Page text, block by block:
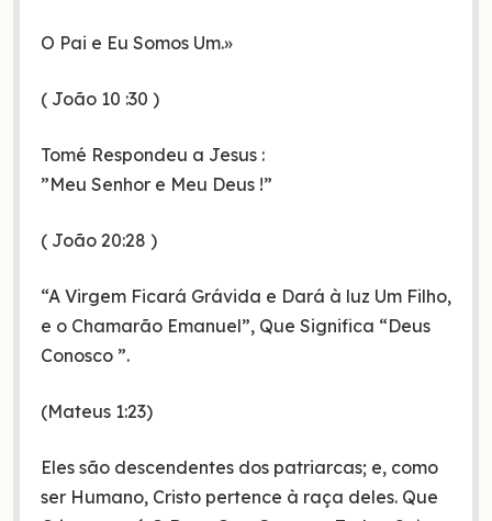
O Pai e Eu Somos Um.»
( João 10 :30 )
Tomé Respondeu a Jesus :
”Meu Senhor e Meu Deus !”
( João 20:28 )
“A Virgem Ficará Grávida e Dará à luz Um Filho,
e o Chamarão Emanuel”, Que Significa “Deus
Conosco ”.
(Mateus 1:23)
Eles são descendentes dos patriarcas; e, como
ser Humano, Cristo pertence à raça deles. Que